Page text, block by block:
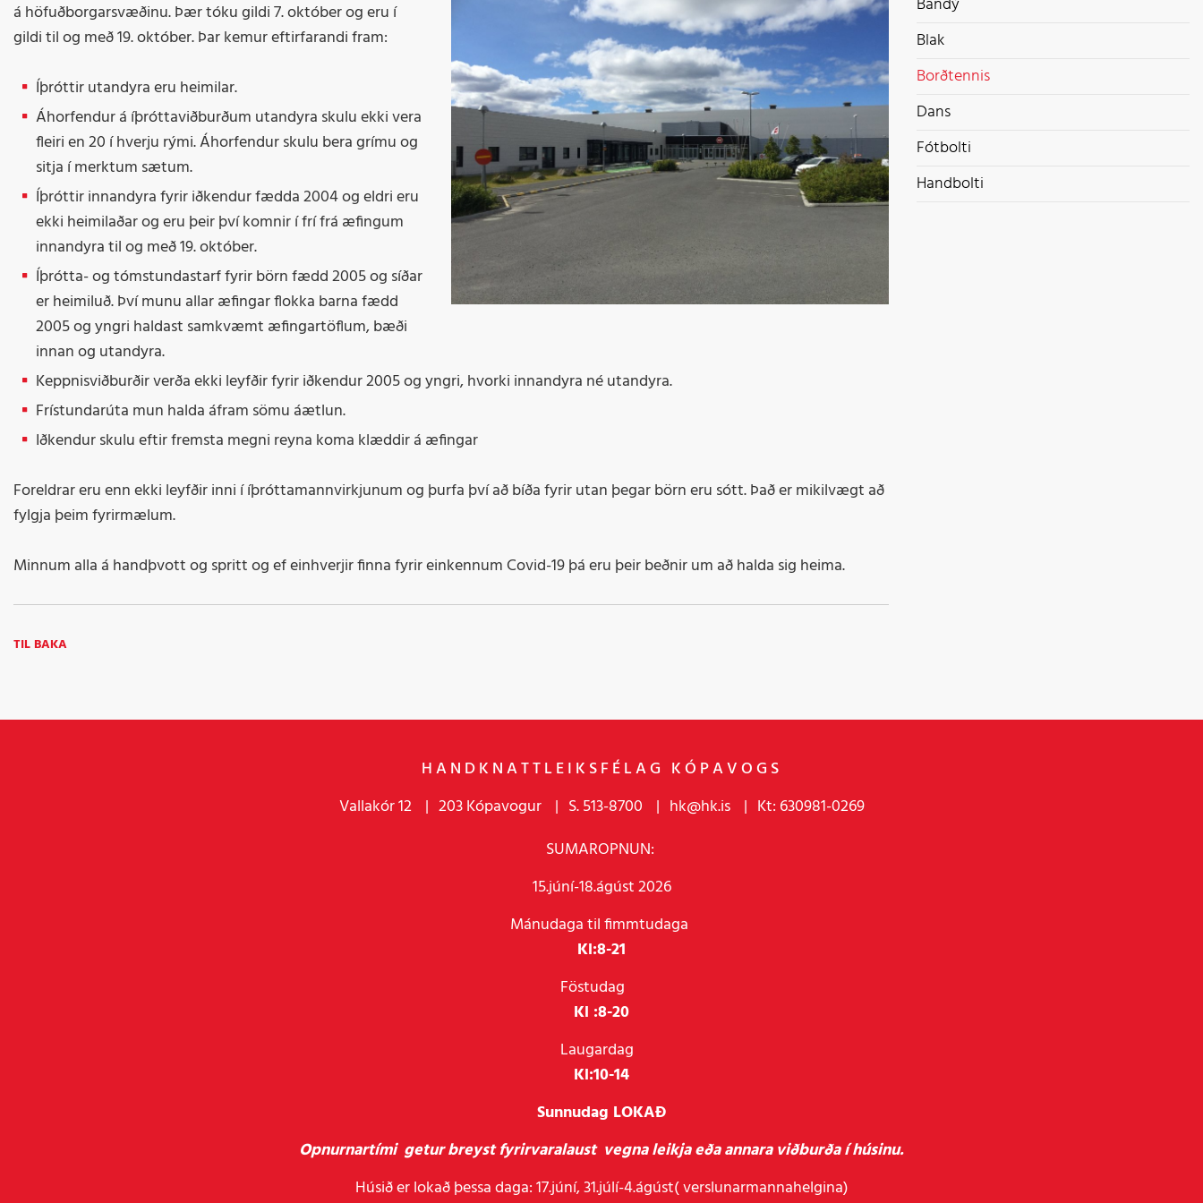
á höfuðborgarsvæðinu. Þær tóku gildi 7. október og eru í
gildi til og með 19. október. Þar kemur eftirfarandi fram:
Íþrótt­ir ut­an­dyra eru heim­il­ar.
Áhorf­end­ur á íþróttaviðburðum ut­an­dyra skulu ekki vera
fleiri en 20 í hverju rými. Áhorf­end­ur skulu bera grímu og
sitja í merkt­um sætum.
Íþróttir innandyra fyrir iðkendur fædda 2004 og eldri eru
ekki heimilaðar og eru þeir því komnir í frí frá æfingum
innandyra til og með 19. október.
Íþrótta- og tómstundastarf fyrir börn fædd 2005 og síðar
er heimiluð. Því munu allar æfingar flokka barna fædd
2005 og yngri haldast samkvæmt æfingartöflum, bæði
innan og utandyra.
Keppnisviðburðir verða ekki leyfðir fyrir iðkendur 2005 og yngri, hvorki innandyra né utandyra.
Frístundarúta mun halda áfram sömu áætlun.
Iðkendur skulu eftir fremsta megni reyna koma klæddir á æfingar
Foreldrar eru enn ekki leyfðir inni í íþróttamannvirkjunum og þurfa því að bíða fyrir utan þegar börn eru sótt. Það er mikilvægt að
fylgja þeim fyrirmælum.
Minnum alla á handþvott og spritt og ef einhverjir finna fyrir einkennum Covid-19 þá eru þeir beðnir um að halda sig heima.
TIL BAKA
Blak
Borðtennis
Dans
Fótbolti
Handbolti
HANDKNATTLEIKSFÉLAG KÓPAVOGS
Vallakór 12
203 Kópavogur S. 513-8700 hk@hk.is
Kt: 630981-0269
SUMAROPNUN:
15.júní-18.ágúst 2026
Mánudaga til fimmtudaga
Kl:8-21
Föstudag
Kl :8-20
Laugardag
Kl:10-14
Sunnudag LOKAÐ
Opnurnartími getur breyst fyrirvaralaust vegna leikja eða annara viðburða í húsinu.
Húsið er lokað þessa daga: 17.júní, 31.júlí-4.ágúst( verslunarmannahelgina)